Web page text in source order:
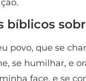
bíblicos
povo, que se
se humilhar, e
face, e se